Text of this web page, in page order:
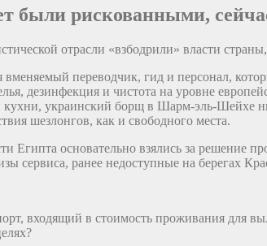
были рискованными,
отрасли «взбодрили» власти
переводчик, гид и персонал,
дезинфекция и чистота на уровне
украинский борщ в Шарм-эль-Шейхе
шезлонгов, как и свободного места.
Египта основательно взялись за решение
сервиса, ранее недоступные на берегах
входящий в стоимость проживания